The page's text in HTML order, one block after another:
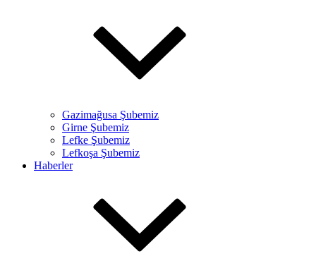
Gazimağusa Şubemiz
Girne Şubemiz
Lefke Şubemiz
Lefkoşa Şubemiz
Haberler